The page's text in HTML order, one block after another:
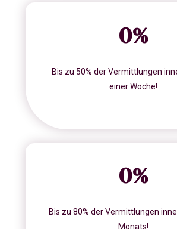
0%
Bis zu 50% der Vermittlungen
einer Woche!
0%
Bis zu 80% der Vermittlungen
Monats!